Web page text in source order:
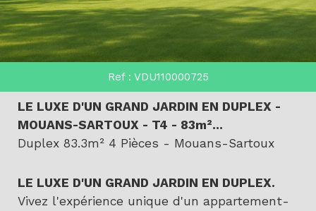
Critères supplémentaires
Piscine Parking Terrasse
Ref : VDU110000725
LE LUXE D'UN GRAND JARDIN EN DUPLEX -
MOUANS-SARTOUX - T4 - 83m²...
Duplex 83.3m² 4 Pièces - Mouans-Sartoux
LE LUXE D'UN GRAND JARDIN EN DUPLEX.
Vivez l'expérience unique d'un appartement-